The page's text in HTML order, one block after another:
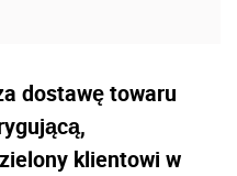
dostawę towaru
klientowi w